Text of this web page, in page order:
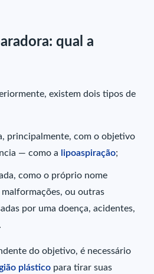
qual a
existem dois tipos de
principalmente, com o objetivo
— como a
lipoaspiração;
como o próprio nome
ou outras
por uma doença, acidentes,
do objetivo, é necessário
plástico para tirar suas